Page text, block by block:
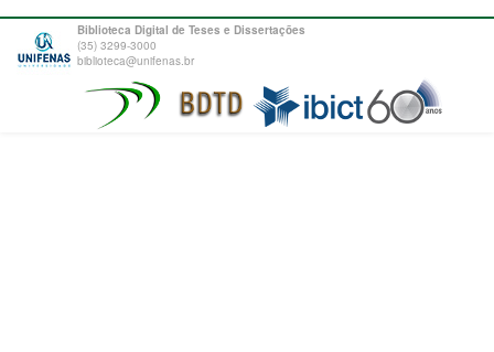
Biblioteca Digital de Teses e Dissertações
(35) 3299-3000
biblioteca@unifenas.br